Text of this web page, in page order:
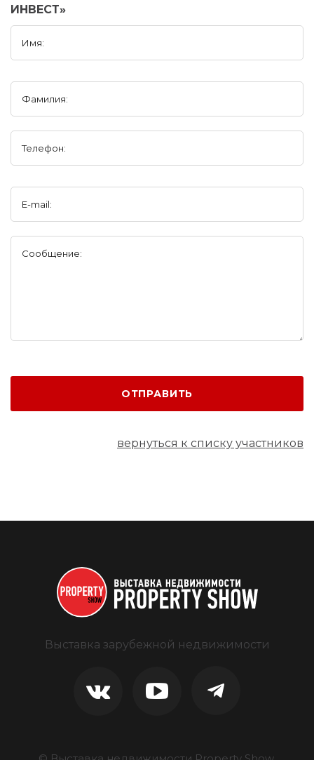
ИНВЕСТ»
Имя:
Фамилия:
Телефон:
E-mail:
Сообщение:
ОТПРАВИТЬ
вернуться к списку участников
Выставка зарубежной недвижимости